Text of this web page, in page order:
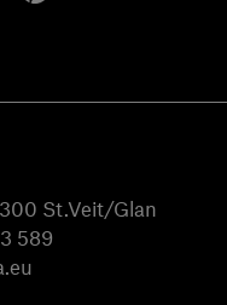
St.Veit/Glan
589